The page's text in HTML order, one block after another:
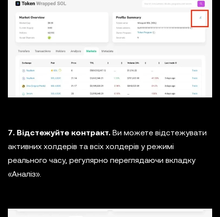
7. Відстежуйте контракт. Ви можете відстежувати
активних холдерів та всіх холдерів у режимі
реального часу, регулярно переглядаючи вкладку
«Аналіз».